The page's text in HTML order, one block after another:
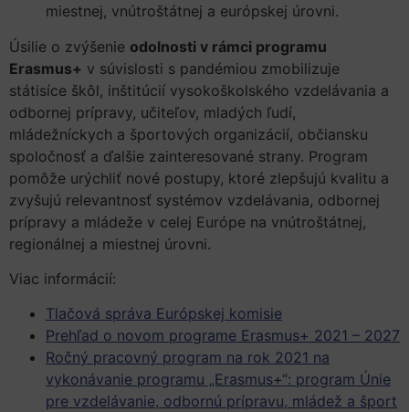
miestnej, vnútroštátnej a európskej úrovni.
Úsilie o zvýšenie odolnosti v rámci programu
Erasmus+ v súvislosti s pandémiou zmobilizuje
státisíce škôl, inštitúcií vysokoškolského vzdelávania a
odbornej prípravy, učiteľov, mladých ľudí,
mládežníckych a športových organizácií, občiansku
spoločnosť a ďalšie zainteresované strany. Program
pomôže urýchliť nové postupy, ktoré zlepšujú kvalitu a
zvyšujú relevantnosť systémov vzdelávania, odbornej
prípravy a mládeže v celej Európe na vnútroštátnej,
regionálnej a miestnej úrovni.
Viac informácií:
Tlačová správa Európskej komisie
Prehľad o novom programe Erasmus+ 2021 – 2027
Ročný pracovný program na rok 2021 na
vykonávanie programu „Erasmus+“: program Únie
pre vzdelávanie, odbornú prípravu, mládež a šport